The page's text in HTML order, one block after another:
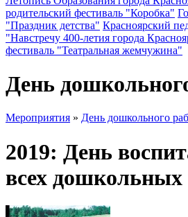
родительский фестиваль "Коробка"
"Праздник детства" Красноярский
"Навстречу 400-летия города
фестиваль "Театральная жемчужина"
День
Мероприятия » День дошкольного
2019: День
всех дошкольных